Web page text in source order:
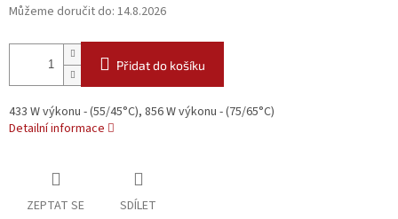
Můžeme doručit do: 14.8.2026
Přidat do košíku
433 W výkonu - (55/45°C), 856 W výkonu - (75/65°C)
Detailní informace
ZEPTAT SE SDÍLET